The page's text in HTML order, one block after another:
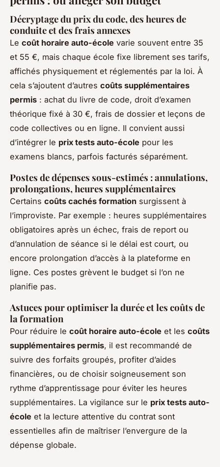
Décryptage du prix du code, des heures de
conduite et des frais annexes
Le coût horaire auto-école varie souvent entre 35
et 55 €, mais chaque école fixe librement ses tarifs,
affichés physiquement et réglementés par la loi. À
cela s’ajoutent d’autres coûts supplémentaires
permis : achat du livre de code, droit d’examen
théorique fixé à 30 €, frais de dossier et leçons de
code collectives ou en ligne. Il convient aussi
d’intégrer le prix tests auto-école pour les
examens blancs, parfois facturés séparément.
Postes de dépenses sous-estimés : annulations,
prolongations, heures supplémentaires
Certains coûts cachés formation surgissent à
l’improviste. Par exemple : heures supplémentaires
obligatoires après un échec, frais de report ou
d’annulation de séance si le délai est court, ou
encore prolongation d’accès à la plateforme en
ligne. Ces postes grèvent le budget si l’on ne
planifie pas.
Astuces pour optimiser la durée et les coûts de
la formation
Pour réduire le coût horaire auto-école et les coûts
supplémentaires permis, il est recommandé de
suivre des forfaits groupés, profiter d’aides
financières, ou de choisir soigneusement son
rythme d’apprentissage pour éviter les heures
supplémentaires. La vigilance sur le prix tests auto-
école et la lecture attentive du contrat sont
essentielles afin de maîtriser l’envergure de la
dépense globale.